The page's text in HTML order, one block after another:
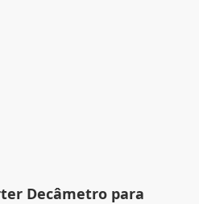
Decâmetro para